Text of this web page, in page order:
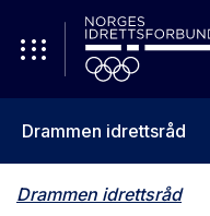
Drammen idrettsråd
Drammen idrettsråd